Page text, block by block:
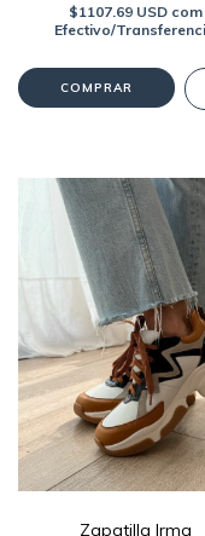
$1107.69 USD com
Efectivo/
COMPRAR
Zapatilla Irma